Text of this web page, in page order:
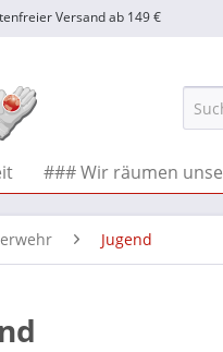
Versand ab 149 €
### Wir räumen
Jugend